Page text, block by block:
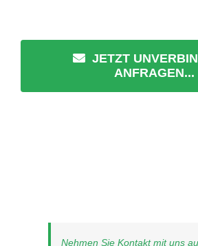
JETZT
ANFRAGEN...
Nehmen Sie Kontakt mit uns